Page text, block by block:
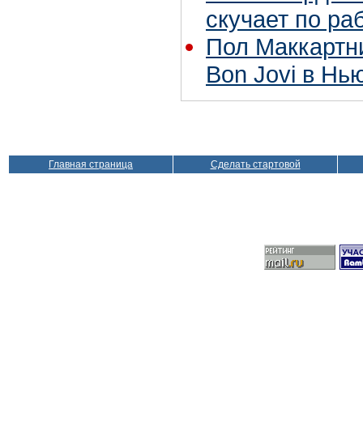
скучает по
Пол
Bon Jovi в
Главная страница Сделать стартовой